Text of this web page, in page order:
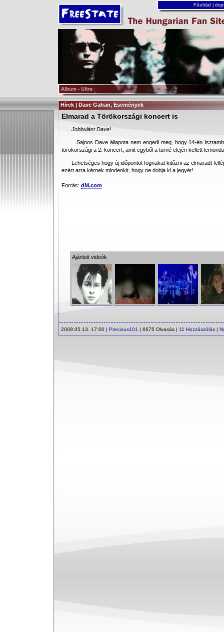
Főoldal
Hírek | Dave Gahan, Események
Elmarad a Törökországi koncert is
Jobbulást Dave!
Sajnos Dave állapota nem engedi meg, hogy 14-én
törökországi a 2. koncert, amit egyből a turné elején kellett
Lehetséges hogy új időpontot fognakat kitűzni az elmaradt
ezért arra kérnek mindenkit, hogy ne dobja ki a jegyét!
Forrás: dM.com
Ajánlott videók
2009.05.13. 17:00 | Precious101 | 6675 Olvasás | 11 Hozzászólás |